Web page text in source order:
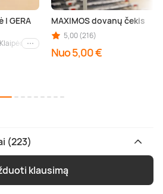
GERA
(aps.), Palanga (aps.), Nida (aps.),
Kiti miestai
MAXIMOS dovanų čekis
5,00 (216)
Nuo 5,00 €
(223)
klausimą